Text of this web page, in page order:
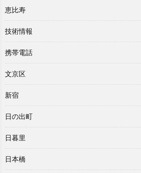
恵比寿
技術情報
携帯電話
文京区
新宿
日の出町
日暮里
日本橋